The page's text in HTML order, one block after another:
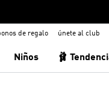
de regalo únete al club
Niños 🩰